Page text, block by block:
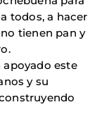
todos, a hacer
tienen pan y
apoyado este
y su